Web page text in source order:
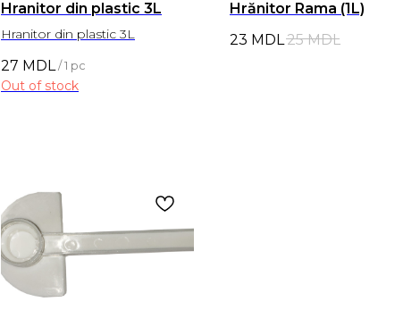
Hranitor din plastic 3L
Hranitor din plastic 3L
27 MDL / 1 pc
Out of stock
Hrănitor Rama (1L)
23 MDL 25 MDL